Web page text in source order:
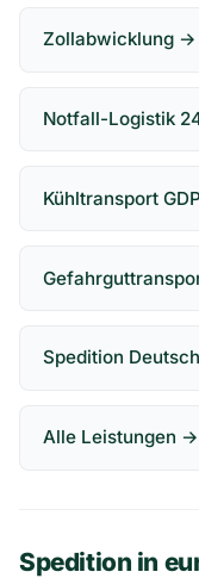
Zollabwicklung →
Notfall-Logistik
Kühltransport
Spedition
Alle Leistungen →
Spedition in